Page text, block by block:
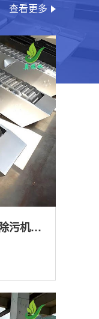
查看更多
平顶山GSZ 机械格栅除污机_污水处理拦截设备_型号参数 | 工作原理 | 适用场景详解
工,纺织,给